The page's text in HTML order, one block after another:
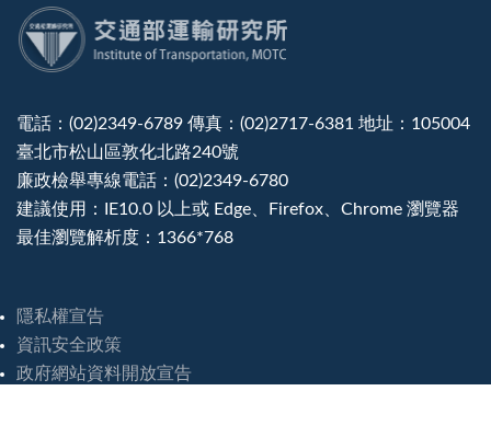
電話：(02)2349-6789 傳真：(02)2717-6381 地址：105004
臺北市松山區敦化北路240號
廉政檢舉專線電話：(02)2349-6780
建議使用：IE10.0 以上或 Edge、Firefox、Chrome 瀏覽器
最佳瀏覽解析度：1366*768
隱私權宣告
資訊安全政策
政府網站資料開放宣告